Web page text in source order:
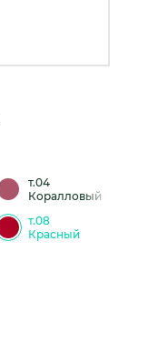
т.04
Коралловый
т.08
Красный